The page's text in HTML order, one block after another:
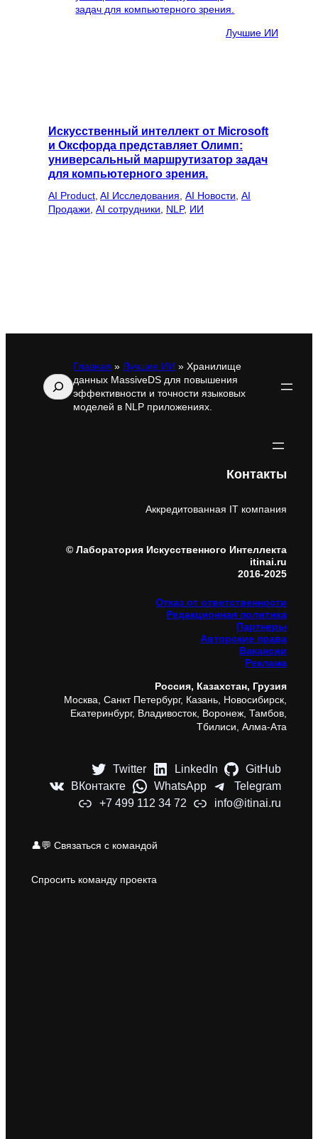
Лучшие ИИ
Искусственный интеллект от Microsoft
и Оксфорда представляет Олимп:
универсальный маршрутизатор задач
для компьютерного зрения.
AI Product, AI Исследования, AI Новости, AI
Продажи, AI сотрудники, NLP, ИИ
Поиск
Главная » Лучшие ИИ » Хранилище
данных MassiveDS для повышения
эффективности и точности языковых
моделей в NLP приложениях.
Контакты
Аккредитованная IT компания
© Лаборатория Искусственного Интеллекта
itinai.ru
2016-2025
Отказ от ответственности
Редакционная политика
Партнеры
Авторские права
Вакансии
Реклама
Россия, Казахстан, Грузия
Москва, Санкт Петербург, Казань, Новосибирск,
Екатеринбург, Владивосток, Воронеж, Тамбов,
Тбилиси, Алма-Ата
Twitter LinkedIn
GitHub
ВКонтакте
WhatsApp
Telegram
+7 499 112 34 72
info@itinai.ru
👤💬 Связаться с командой
Спросить команду проекта